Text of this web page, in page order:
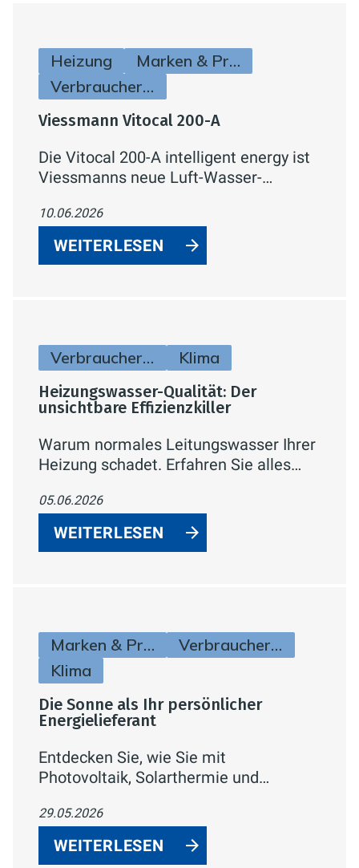
Heizung
Marken & Produkte
Verbraucherinfos
Viessmann Vitocal 200-A
Die Vitocal 200-A intelligent energy ist
Viessmanns neue Luft-Wasser-
Zweifamilienhäuser. Mit natürlichem
Kältemittel R290, bis zu 75 °C
Vorlauftemperatur und integrierter
10.06.2026
WEITERLESEN
Verbraucherinfos Klima
Heizungswasser-Qualität: Der
unsichtbare Effizienzkiller
Warum normales Leitungswasser Ihrer
Heizung schadet. Erfahren Sie alles
Sie Heizkosten durch
Wasseraufbereitung sparen können.
05.06.2026
WEITERLESEN
Marken & Produkte
Verbraucherinfos
Klima
Die Sonne als Ihr persönlicher
Energielieferant
Entdecken Sie, wie Sie mit
Photovoltaik, Solarthermie und
Strom und Wärme in Ihrem Zuhause
nutzen – inklusive
Fördermöglichkeiten.
29.05.2026
WEITERLESEN